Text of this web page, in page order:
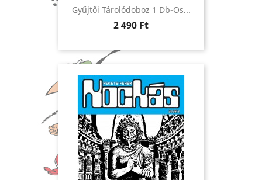
Gyűjtői Tárolódoboz 1 Db-Os...
Ár
2 490 Ft